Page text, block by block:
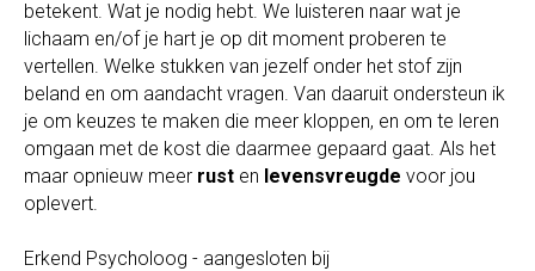
betekent. Wat je nodig hebt. We luisteren naar wat je
lichaam en/of je hart je op dit moment proberen te
vertellen. Welke stukken van jezelf onder het stof zijn
beland en om aandacht vragen. Van daaruit ondersteun ik
je om keuzes te maken die meer kloppen, en om te leren
omgaan met de kost die daarmee gepaard gaat. Als het
maar opnieuw meer rust en levensvreugde voor jou
oplevert.
Erkend Psycholoog - aangesloten bij